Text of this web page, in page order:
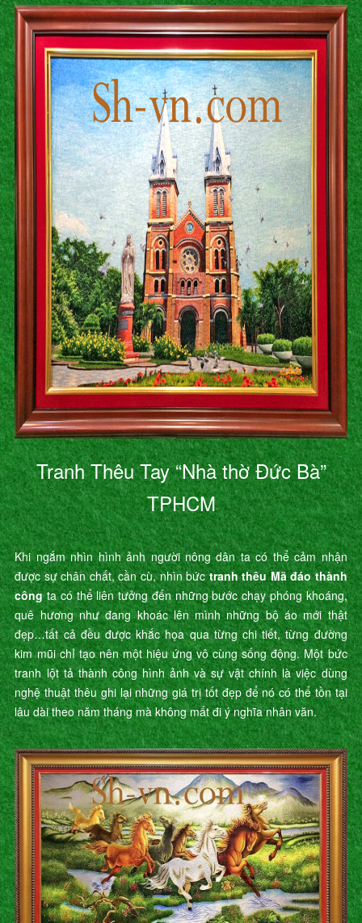
Tranh Thêu Tay “Nhà thờ Đức Bà”
TPHCM
Khi ngắm nhìn hình ảnh người nông dân ta có thể cảm nhận
được sự chân chất, cần cù, nhìn bứctranh thêu Mã đáo thành
côngta có thể liên tưởng đến những bước chạy phóng khoáng,
quê hương như đang khoác lên mình những bộ áo mới thật
đẹp…tất cả đều được khắc họa qua từng chi tiết, từng đường
kim mũi chỉ tạo nên một hiệu ứng vô cùng sống động. Một bức
tranh lột tả thành công hình ảnh và sự vật chính là việc dùng
nghệ thuật thêu ghi lại những giá trị tốt đẹp để nó có thể tồn tại
lâu dài theo năm tháng mà không mất đi ý nghĩa nhân văn.